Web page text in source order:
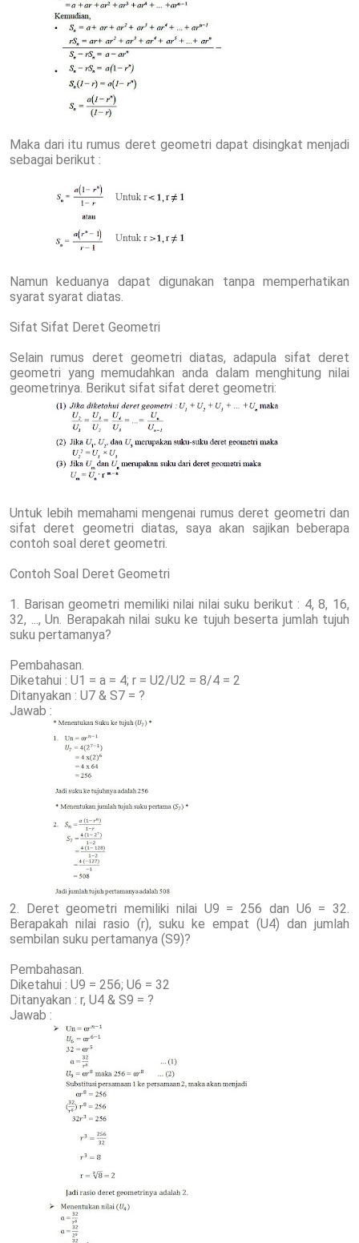
Maka dari itu rumus deret geometri dapat disingkat menjadi
sebagai berikut :
Namun keduanya dapat digunakan tanpa memperhatikan
syarat syarat diatas.
Sifat Sifat Deret Geometri
Selain rumus deret geometri diatas, adapula sifat deret
geometri yang memudahkan anda dalam menghitung nilai
geometrinya. Berikut sifat sifat deret geometri:
Untuk lebih memahami mengenai rumus deret geometri dan
sifat deret geometri diatas, saya akan sajikan beberapa
contoh soal deret geometri.
Contoh Soal Deret Geometri
1. Barisan geometri memiliki nilai nilai suku berikut : 4, 8, 16,
32, ..., Un. Berapakah nilai suku ke tujuh beserta jumlah tujuh
suku pertamanya?
Pembahasan.
Diketahui : U1 = a = 4; r = U2/U2 = 8/4 = 2
Ditanyakan : U7 & S7 = ?
Jawab :
2. Deret geometri memiliki nilai U9 = 256 dan U6 = 32.
Berapakah nilai rasio (r), suku ke empat (U4) dan jumlah
sembilan suku pertamanya (S9)?
Pembahasan.
Diketahui : U9 = 256; U6 = 32
Ditanyakan : r, U4 & S9 = ?
Jawab :